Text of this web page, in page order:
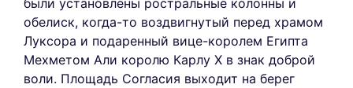
обелиск, когда-то воздвигнутый перед храмом
Луксора и подаренный вице-королем Египта
Мехметом Али королю Карлу X в знак доброй
воли. Площадь Согласия выходит на берег